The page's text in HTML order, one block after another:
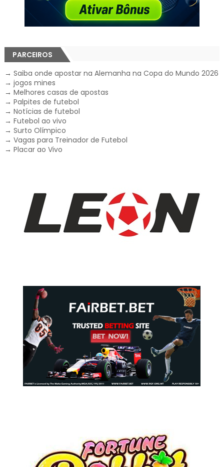
PARCEIROS
→ Saiba onde apostar na Alemanha na Copa do Mundo 2026
→ jogos mines
→ Melhores casas de apostas
→ Palpites de futebol
→ Notícias de futebol
→ Futebol ao vivo
→ Surto Olímpico
→ Vagas para Treinador de Futebol
→ Placar ao Vivo